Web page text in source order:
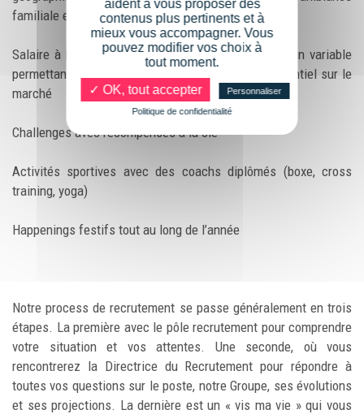
familiale et bienveillante)
Salaire à la hauteur de votre investissement, avec un variable
permettant un package ambitieux et hyper concurrentiel sur le
marché
Challenges avec récompenses à la clé
Activités sportives avec des coachs diplômés (boxe, cross
training, yoga)
Happenings festifs tout au long de l’année
Notre process de recrutement se passe généralement en trois
étapes. La première avec le pôle recrutement pour comprendre
votre situation et vos attentes. Une seconde, où vous
rencontrerez la Directrice du Recrutement pour répondre à
toutes vos questions sur le poste, notre Groupe, ses évolutions
et ses projections. La dernière est un « vis ma vie » qui vous
aident à vous proposer des
contenus plus pertinents et à
mieux vous accompagner. Vous
pouvez modifier vos choix à
tout moment.
✓ OK, tout accepter
Personnaliser
Politique de confidentialité